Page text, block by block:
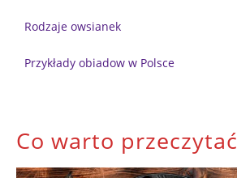
Rodzaje owsianek
Przykłady obiadow w Polsce
Co warto przeczytać